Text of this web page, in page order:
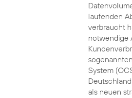
laufenden
verbraucht
notwendige
System
als neuen